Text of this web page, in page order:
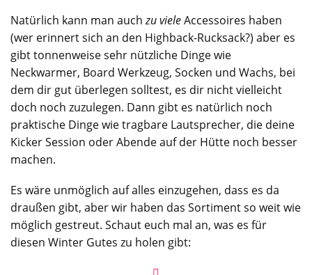
Natürlich kann man auchzu vieleAccessoires haben
(wer erinnert sich an den Highback-Rucksack?) aber es
gibt tonnenweise sehr nützliche Dinge wie
Neckwarmer, Board Werkzeug, Socken und Wachs, bei
dem dir gut überlegen solltest, es dir nicht vielleicht
doch noch zuzulegen. Dann gibt es natürlich noch
praktische Dinge wie tragbare Lautsprecher, die deine
Kicker Session oder Abende auf der Hütte noch besser
machen.
Es wäre unmöglich auf alles einzugehen, dass es da
draußen gibt, aber wir haben das Sortiment so weit wie
möglich gestreut. Schaut euch mal an, was es für
diesen Winter Gutes zu holen gibt: